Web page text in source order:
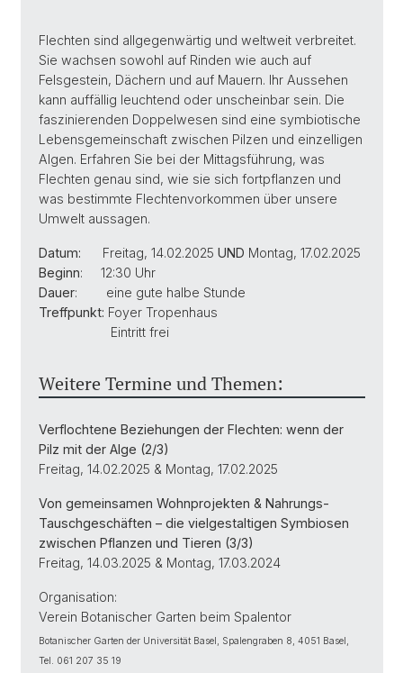
Flechten sind allgegenwärtig und weltweit verbreitet.
Sie wachsen sowohl auf Rinden wie auch auf
Felsgestein, Dächern und auf Mauern. Ihr Aussehen
kann auffällig leuchtend oder unscheinbar sein. Die
faszinierenden Doppelwesen sind eine symbiotische
Lebensgemeinschaft zwischen Pilzen und einzelligen
Algen. Erfahren Sie bei der Mittagsführung, was
Flechten genau sind, wie sie sich fortpflanzen und
was bestimmte Flechtenvorkommen über unsere
Umwelt aussagen.
Datum: Freitag, 14.02.2025 UND Montag, 17.02.2025
Beginn: 12:30 Uhr
Dauer: eine gute halbe Stunde
Treffpunkt: Foyer Tropenhaus
Eintritt frei
Weitere Termine und Themen:
Verflochtene Beziehungen der Flechten: wenn der
Pilz mit der Alge (2/3)
Freitag, 14.02.2025 & Montag, 17.02.2025
Von gemeinsamen Wohnprojekten & Nahrungs-
Tauschgeschäften – die vielgestaltigen Symbiosen
zwischen Pflanzen und Tieren (3/3)
Freitag, 14.03.2025 & Montag, 17.03.2024
Organisation:
Verein Botanischer Garten beim Spalentor
Botanischer Garten der Universität Basel, Spalengraben 8, 4051 Basel,
Tel. 061 207 35 19